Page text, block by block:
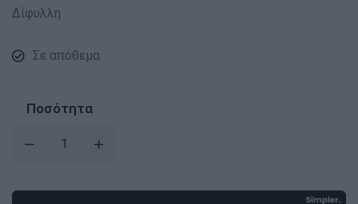
Δίφυλλη
Σε απόθεμα
Ποσότητα